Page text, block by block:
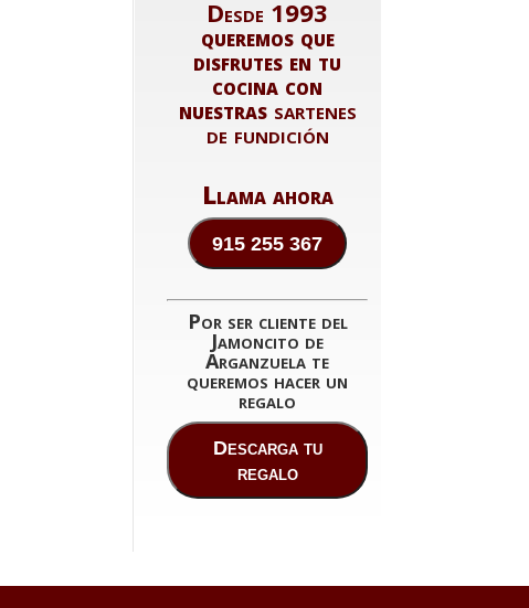
Desde 1993
queremos que
disfrutes en tu
cocina con
nuestras sartenes
de fundición
Llama ahora
915 255 367
Por ser cliente del
Jamoncito de
Arganzuela te
queremos hacer un
regalo
Descarga tu
regalo